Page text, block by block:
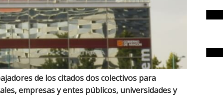
de los citados dos colectivos para
empresas y entes públicos, universidades y